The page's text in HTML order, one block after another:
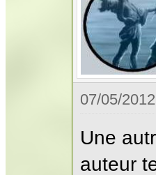
07/05/
Une
auteur